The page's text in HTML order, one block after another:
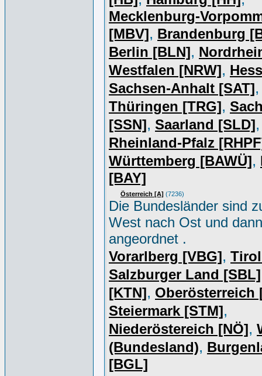
Mecklenburg-
[MBV], Brandenburg
Berlin [BLN],
Westfalen [NRW],
Sachsen-Anhalt [SAT],
Thüringen [TRG],
[SSN], Saarland [SLD],
Rheinland-Pfalz
Württemberg [BAWÜ],
[BAY]
Österreich [A] (7236)
Die Bundesländer sind
West nach Ost und
angeordnet .
Vorarlberg [VBG],
Salzburger Land [SBL]
[KTN], Oberösterreich
Steiermark [STM],
Niederöstereich [NÖ],
(Bundesland),
[BGL]